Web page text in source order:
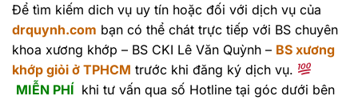
Để tìm kiếm dich vụ uy tín hoặc đối với dịch vụ của
drquynh.com bạn có thể chát trực tiếp với BS chuyên
khoa xương khớp – BS CKI Lê Văn Quỳnh – BS xương
khớp giỏi ở TPHCM trước khi đăng ký dịch vụ.
MIỄN PHÍ khi tư vấn qua số Hotline tại góc dưới bên